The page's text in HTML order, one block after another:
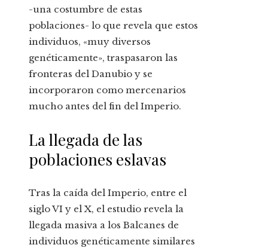
-una costumbre de estas
poblaciones- lo que revela que estos
individuos, «muy diversos
genéticamente», traspasaron las
fronteras del Danubio y se
incorporaron como mercenarios
mucho antes del fin del Imperio.
La llegada de las
poblaciones eslavas
Tras la caída del Imperio, entre el
siglo VI y el X, el estudio revela la
llegada masiva a los Balcanes de
individuos genéticamente similares